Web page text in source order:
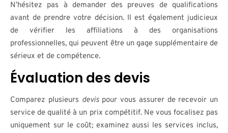
N’hésitez pas à demander des preuves de qualifications
avant de prendre votre décision. Il est également judicieux
de vérifier les affiliations à des organisations
professionnelles, qui peuvent être un gage supplémentaire de
sérieux et de compétence.
Évaluation des devis
Comparez plusieurs devispour vous assurer de recevoir un
service de qualité à un prix compétitif. Ne vous focalisez pas
uniquement sur le coût; examinez aussi les services inclus,